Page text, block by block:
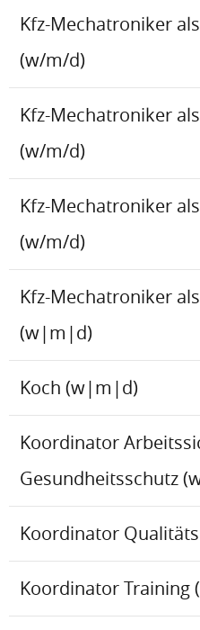
Kfz-Mechatroniker
(w/m/d)
Kfz-Mechatroniker
(w/m/d)
Kfz-Mechatroniker
(w/m/d)
Kfz-Mechatroniker
(w|m|d)
Koch (w|m|d)
Koordinator
Gesundheitsschutz
Koordinator
Koordinator Training